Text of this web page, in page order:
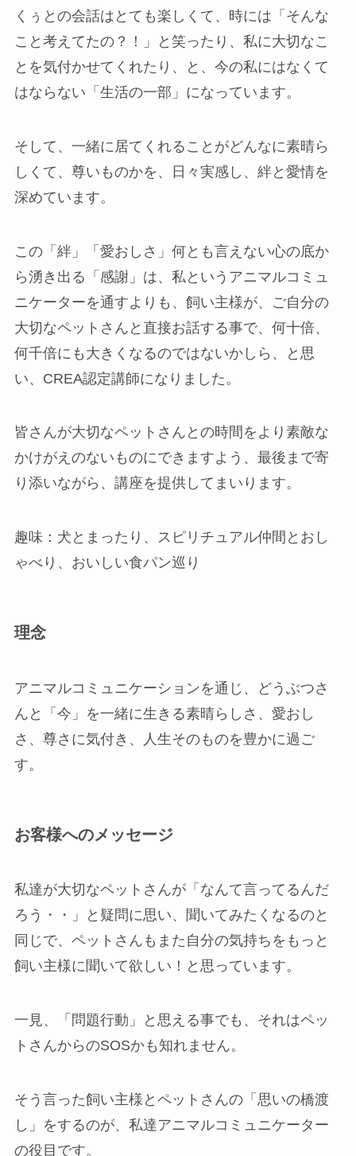
くぅとの会話はとても楽しくて、時には「そんな
こと考えてたの？！」と笑ったり、私に大切なこ
とを気付かせてくれたり、と、今の私にはなくて
はならない「生活の一部」になっています。
そして、一緒に居てくれることがどんなに素晴ら
しくて、尊いものかを、日々実感し、絆と愛情を
深めています。
この「絆」「愛おしさ」何とも言えない心の底か
ら湧き出る「感謝」は、私というアニマルコミュ
ニケーターを通すよりも、飼い主様が、ご自分の
大切なペットさんと直接お話する事で、何十倍、
何千倍にも大きくなるのではないかしら、と思
い、CREA認定講師になりました。
皆さんが大切なペットさんとの時間をより素敵な
かけがえのないものにできますよう、最後まで寄
り添いながら、講座を提供してまいります。
趣味：犬とまったり、スピリチュアル仲間とおし
ゃべり、おいしい食パン巡り
理念
アニマルコミュニケーションを通じ、どうぶつさ
んと「今」を一緒に生きる素晴らしさ、愛おし
さ、尊さに気付き、人生そのものを豊かに過ご
す。
お客様へのメッセージ
私達が大切なペットさんが「なんて言ってるんだ
ろう・・」と疑問に思い、聞いてみたくなるのと
同じで、ペットさんもまた自分の気持ちをもっと
飼い主様に聞いて欲しい！と思っています。
一見、「問題行動」と思える事でも、それはペッ
トさんからのSOSかも知れません。
そう言った飼い主様とペットさんの「思いの橋渡
し」をするのが、私達アニマルコミュニケーター
の役目です。